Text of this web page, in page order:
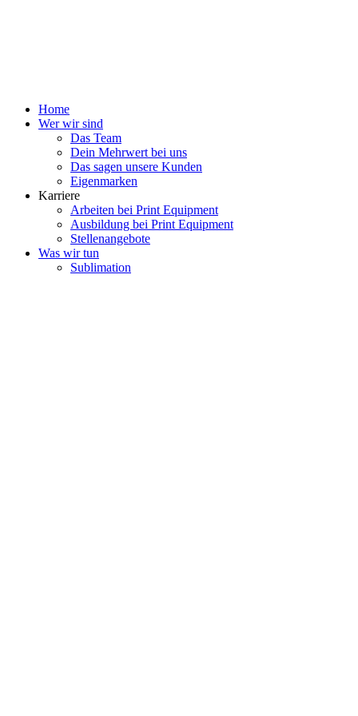
Home
Wer wir sind
Das Team
Dein Mehrwert bei uns
Das sagen unsere Kunden
Eigenmarken
Karriere
Arbeiten bei Print Equipment
Ausbildung bei Print Equipment
Stellenangebote
Was wir tun
Sublimation